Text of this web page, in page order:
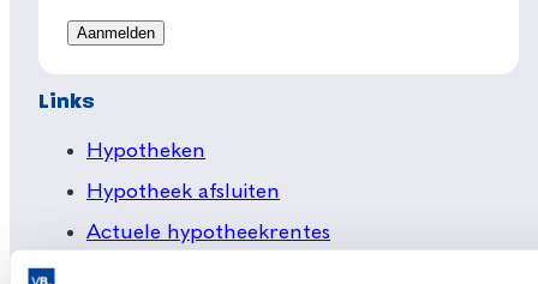
Links
Hypotheken
Hypotheek afsluiten
Actuele hypotheekrentes